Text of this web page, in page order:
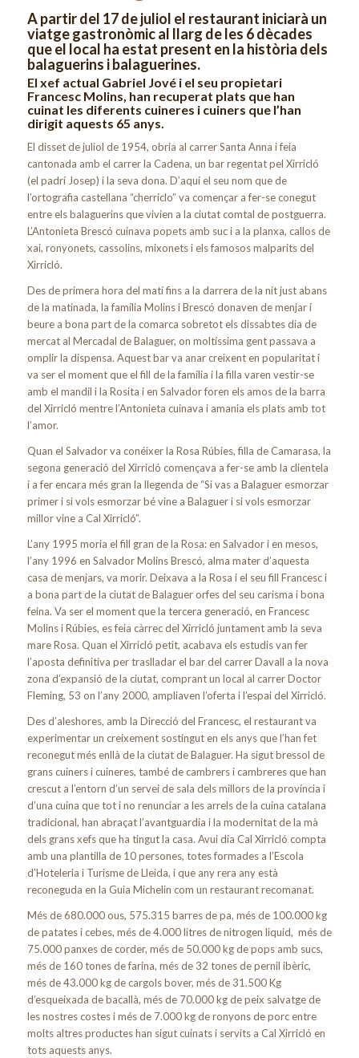
A partir del 17 de juliol el restaurant iniciarà un
viatge gastronòmic al llarg de les 6 dècades
que el local ha estat present en la història dels
balaguerins i balaguerines.
El xef actual Gabriel Jové i el seu propietari
Francesc Molins, han recuperat plats que han
cuinat les diferents cuineres i cuiners que l’han
dirigit aquests 65 anys.
El disset de juliol de 1954, obria al carrer Santa Anna i feia
cantonada amb el carrer la Cadena, un bar regentat pel Xirricló
(el padrí Josep) i la seva dona. D’aquí el seu nom que de
l’ortografia castellana “cherriclo” va començar a fer-se conegut
entre els balaguerins que vivien a la ciutat comtal de postguerra.
L’Antonieta Brescó cuinava popets amb suc i a la planxa, callos de
xai, ronyonets, cassolins, mixonets i els famosos malparits del
Xirricló.
Des de primera hora del matí fins a la darrera de la nit just abans
de la matinada, la família Molins i Brescó donaven de menjar i
beure a bona part de la comarca sobretot els dissabtes dia de
mercat al Mercadal de Balaguer, on moltíssima gent passava a
omplir la dispensa. Aquest bar va anar creixent en popularitat i
va ser el moment que el fill de la família i la filla varen vestir-se
amb el mandil i la Rosita i en Salvador foren els amos de la barra
del Xirricló mentre l’Antonieta cuinava i amania els plats amb tot
l’amor.
Quan el Salvador va conéixer la Rosa Rúbies, filla de Camarasa, la
segona generació del Xirricló començava a fer-se amb la clientela
i a fer encara més gran la llegenda de “Si vas a Balaguer esmorzar
primer i si vols esmorzar bé vine a Balaguer i si vols esmorzar
millor vine a Cal Xirricló”.
L’any 1995 moria el fill gran de la Rosa: en Salvador i en mesos,
l’any 1996 en Salvador Molins Brescó, alma mater d’aquesta
casa de menjars, va morir. Deixava a la Rosa i el seu fill Francesc i
a bona part de la ciutat de Balaguer orfes del seu carisma i bona
feina. Va ser el moment que la tercera generació, en Francesc
Molins i Rúbies, es feia càrrec del Xirricló juntament amb la seva
mare Rosa. Quan el Xirricló petit, acabava els estudis van fer
l’aposta definitiva per traslladar el bar del carrer Davall a la nova
zona d’expansió de la ciutat, comprant un local al carrer Doctor
Fleming, 53 on l’any 2000, ampliaven l’oferta i l’espai del Xirricló.
Des d’aleshores, amb la Direcció del Francesc, el restaurant va
experimentar un creixement sostingut en els anys que l’han fet
reconegut més enllà de la ciutat de Balaguer. Ha sigut bressol de
grans cuiners i cuineres, també de cambrers i cambreres que han
crescut a l’entorn d’un servei de sala dels millors de la província i
d’una cuina que tot i no renunciar a les arrels de la cuina catalana
tradicional, han abraçat l’avantguardia i la modernitat de la mà
dels grans xefs que ha tingut la casa. Avui dia Cal Xirricló compta
amb una plantilla de 10 persones, totes formades a l’Escola
d’Hoteleria i Turisme de Lleida, i que any rera any està
reconeguda en la Guia Michelin com un restaurant recomanat.
Més de 680.000 ous, 575.315 barres de pa, més de 100.000 kg
de patates i cebes, més de 4.000 litres de nitrogen liquid, més de
75.000 panxes de corder, més de 50.000 kg de pops amb sucs,
més de 160 tones de farina, més de 32 tones de pernil ibèric,
més de 43.000 kg de cargols bover, més de 31.500 Kg
d’esqueixada de bacallà, més de 70.000 kg de peix salvatge de
les nostres costes i més de 7.000 kg de ronyons de porc entre
molts altres productes han sigut cuinats i servits a Cal Xirricló en
tots aquests anys.